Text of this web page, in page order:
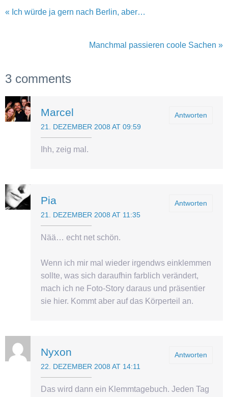
« Ich würde ja gern nach Berlin, aber…
Manchmal passieren coole Sachen »
3 comments
Antworten
Marcel
21. DEZEMBER 2008 AT 09:59
Ihh, zeig mal.
Antworten
Pia
21. DEZEMBER 2008 AT 11:35
Nää… echt net schön.
Wenn ich mir mal wieder irgendws einklemmen
sollte, was sich daraufhin farblich verändert,
mach ich ne Foto-Story daraus und präsentier
sie hier. Kommt aber auf das Körperteil an.
Antworten
Nyxon
22. DEZEMBER 2008 AT 14:11
Das wird dann ein Klemmtagebuch. Jeden Tag